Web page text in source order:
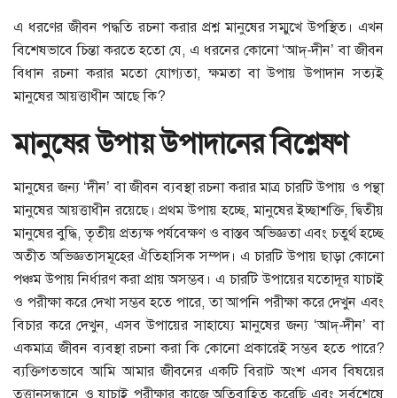
এ ধরণের জীবন পদ্ধতি রচনা করার প্রশ্ন মানুষের সম্মুখে উপস্থিত। এখন
বিশেষভাবে চিন্তা করতে হতো যে, এ ধরনের কোনো ‘আদ্‌-দীন’ বা জীবন
বিধান রচনা করার মতো যোগ্যতা, ক্ষমতা বা উপায় উপাদান সত্যই
মানুষের আয়ত্তাধীন আছে কি?
মানুষের উপায় উপাদানের বিশ্লেষণ
মানুষের জন্য ‘দীন’ বা জীবন ব্যবস্থা রচনা করার মাত্র চারটি উপায় ও পন্থা
মানুষের আয়ত্তাধীন রয়েছে। প্রথম উপায় হচ্ছে, মানুষের ইচ্ছাশক্তি, দ্বিতীয়
মানুষের বুদ্ধি, তৃতীয় প্রত্যক্ষ পর্যবেক্ষণ ও বাস্তব অভিজ্ঞতা এবং চতুর্থ হচ্ছে
অতীত অভিজ্ঞতাসমূহের ঐতিহাসিক সম্পদ। এ চারটি উপায় ছাড়া কোনো
পঞ্চম উপায় নির্ধারণ করা প্রায় অসম্ভব। এ চারটি উপায়ের যতোদূর যাচাই
ও পরীক্ষা করে দেখা সম্ভব হতে পারে, তা আপনি পরীক্ষা করে দেখুন এবং
বিচার করে দেখুন, এসব উপায়ের সাহায্যে মানুষের জন্য ‘আদ্‌-দীন’ বা
একমাত্র জীবন ব্যবস্থা রচনা করা কি কোনো প্রকারেই সম্ভব হতে পারে?
ব্যক্তিগতভাবে আমি আমার জীবনের একটি বিরাট অংশ এসব বিষয়ের
তত্ত্বানুসন্ধানে ও যাচাই পরীক্ষার কাজে অতিবাহিত করেছি এবং সর্বশেষে